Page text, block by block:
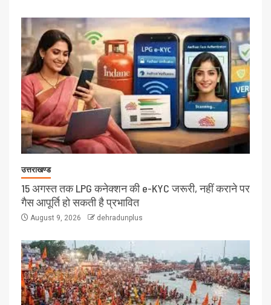
उत्तराखण्ड
15 अगस्त तक LPG कनेक्शन की e-KYC जरूरी, नहीं कराने पर
गैस आपूर्ति हो सकती है प्रभावित
August 9, 2026 dehradunplus